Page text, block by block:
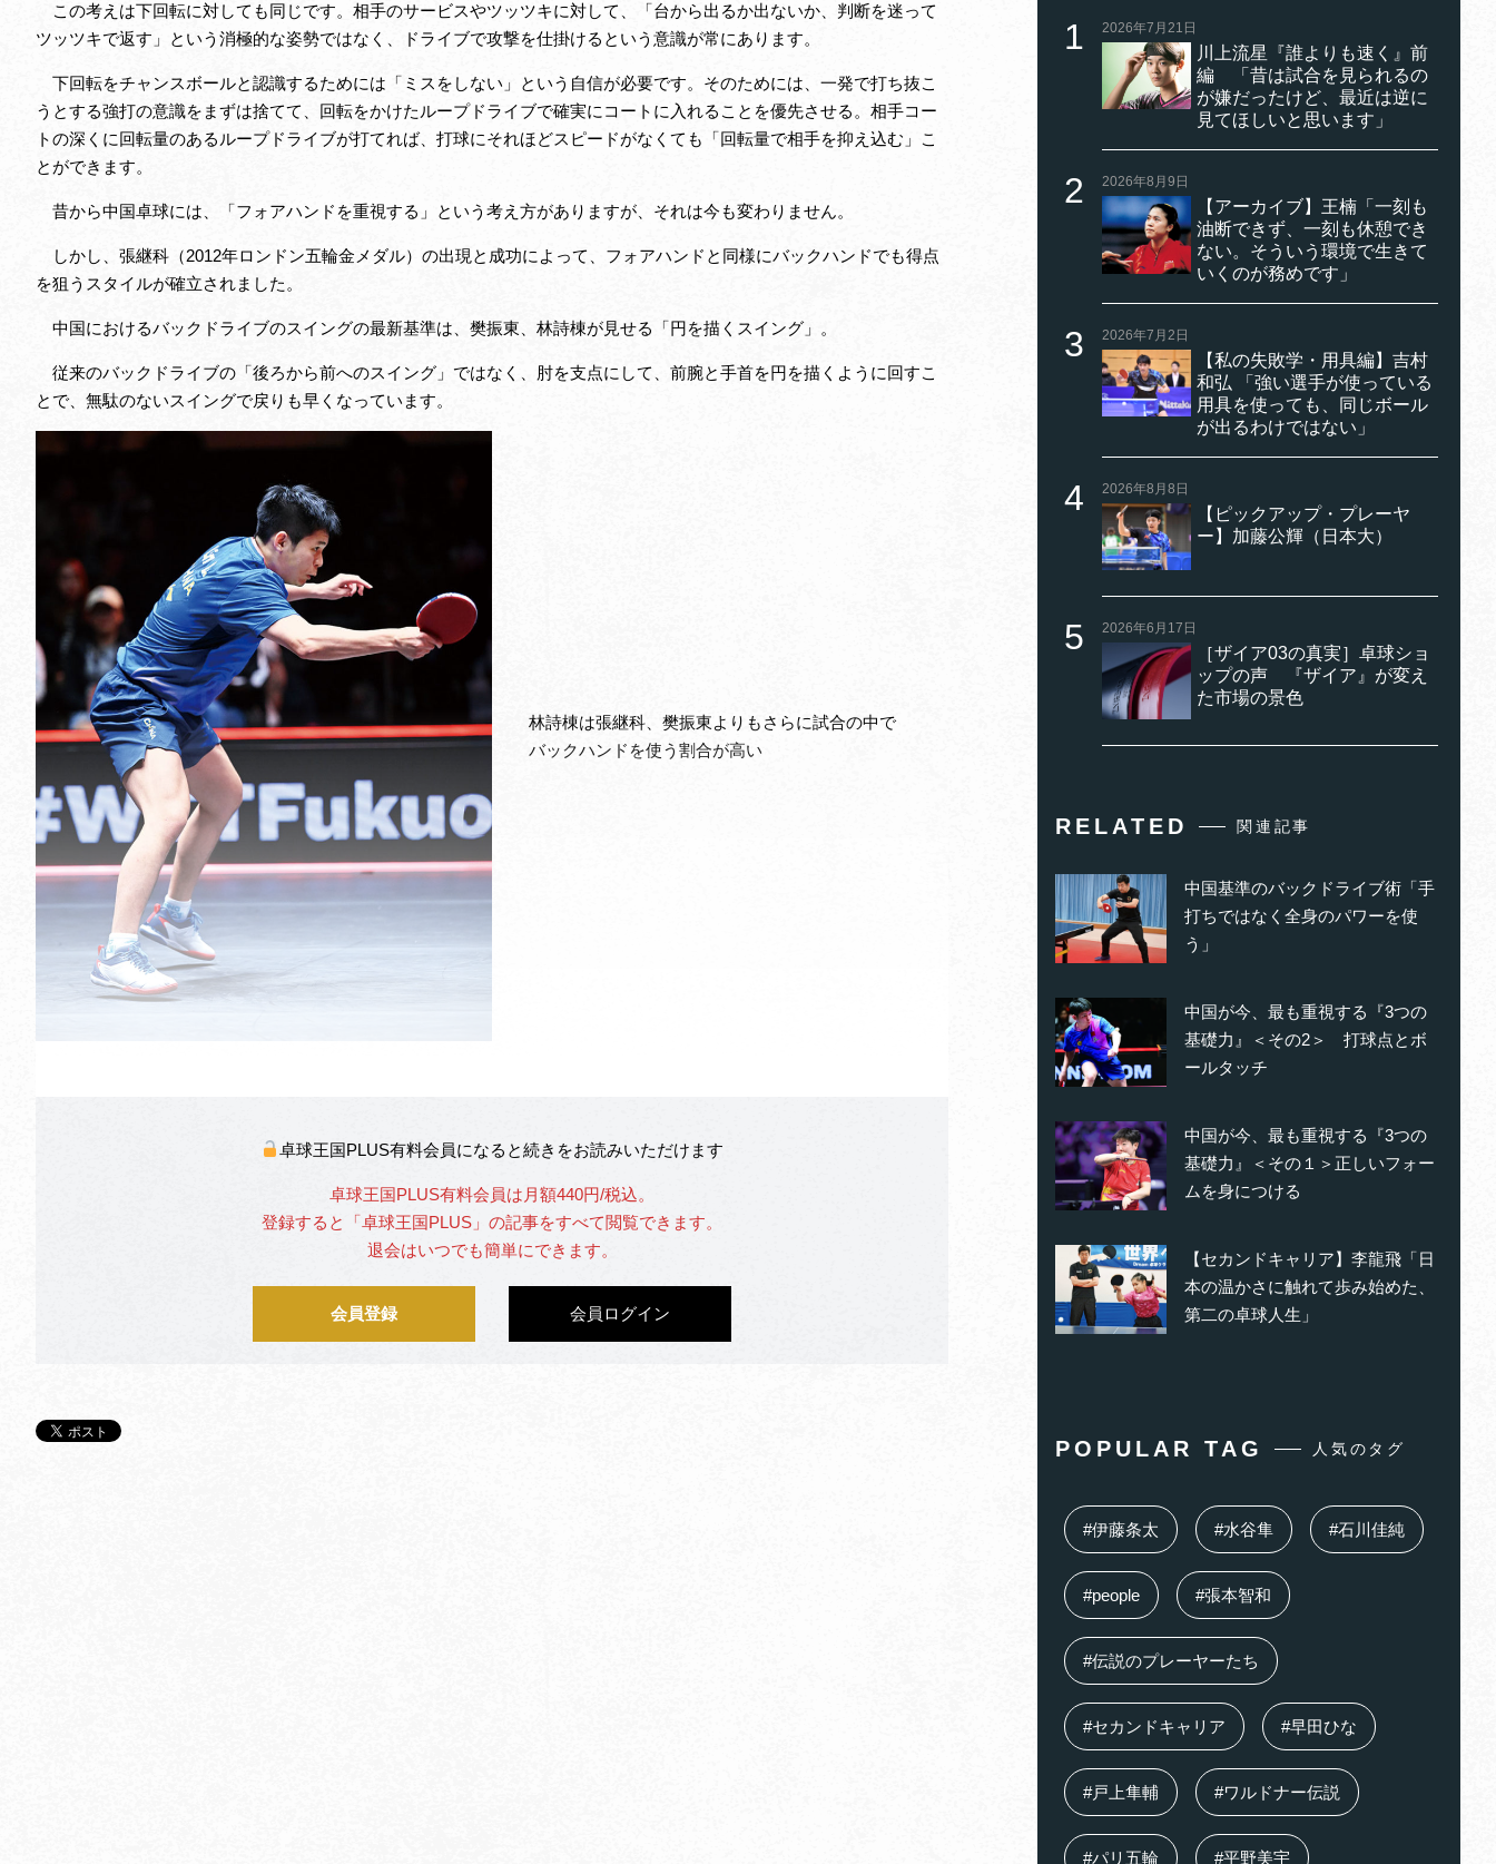
この考えは下回転に対しても同じです。相手のサービスやツッツキに対して、「台から出るか出ないか、判断を迷って
ツッツキで返す」という消極的な姿勢ではなく、ドライブで攻撃を仕掛けるという意識が常にあります。
下回転をチャンスボールと認識するためには「ミスをしない」という自信が必要です。そのためには、一発で打ち抜こ
うとする強打の意識をまずは捨てて、回転をかけたループドライブで確実にコートに入れることを優先させる。相手コー
トの深くに回転量のあるループドライブが打てれば、打球にそれほどスピードがなくても「回転量で相手を抑え込む」こ
とができます。
昔から中国卓球には、「フォアハンドを重視する」という考え方がありますが、それは今も変わりません。
しかし、張継科（2012年ロンドン五輪金メダル）の出現と成功によって、フォアハンドと同様にバックハンドでも得点
を狙うスタイルが確立されました。
中国におけるバックドライブのスイングの最新基準は、樊振東、林詩棟が見せる「円を描くスイング」。
従来のバックドライブの「後ろから前へのスイング」ではなく、肘を支点にして、前腕と手首を円を描くように回すこ
とで、無駄のないスイングで戻りも早くなっています。
林詩棟は張継科、樊振東よりもさらに試合の中で
バックハンドを使う割合が高い
卓球王国PLUS有料会員になると続きをお読みいただけます
卓球王国PLUS有料会員は月額440円/税込。
登録すると「卓球王国PLUS」の記事をすべて閲覧できます。
退会はいつでも簡単にできます。
会員登録 会員ログイン
2026年7月21日
川上流星『誰よりも速く』前
編 「昔は試合を見られるの
が嫌だったけど、最近は逆に
見てほしいと思います」
2026年8月9日
【アーカイブ】王楠「一刻も
油断できず、一刻も休憩でき
ない。そういう環境で生きて
いくのが務めです」
2026年7月2日
【私の失敗学・用具編】吉村
和弘 「強い選手が使っている
用具を使っても、同じボール
が出るわけではない」
2026年8月8日
【ピックアップ・プレーヤ
ー】加藤公輝（日本大）
2026年6月17日
［ザイア03の真実］卓球ショ
ップの声 『ザイア』が変え
た市場の景色
RELATED 関連記事
中国基準のバックドライブ術「手
打ちではなく全身のパワーを使
う」
中国が今、最も重視する『3つの
基礎力』＜その2＞ 打球点とボ
ールタッチ
中国が今、最も重視する『3つの
基礎力』＜その１＞正しいフォー
ムを身につける
【セカンドキャリア】李龍飛「日
本の温かさに触れて歩み始めた、
第二の卓球人生」
POPULAR TAG 人気のタグ
#伊藤条太 #水谷隼 #石川佳純
#people #張本智和
#伝説のプレーヤーたち
#セカンドキャリア #早田ひな
#戸上隼輔 #ワルドナー伝説
#パリ五輪 #平野美宇